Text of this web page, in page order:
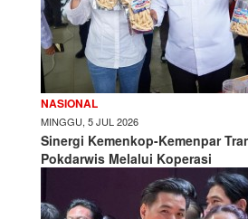
NASIONAL
MINGGU, 5 JUL 2026
Sinergi Kemenkop-Kemenpar
Pokdarwis Melalui Koperasi